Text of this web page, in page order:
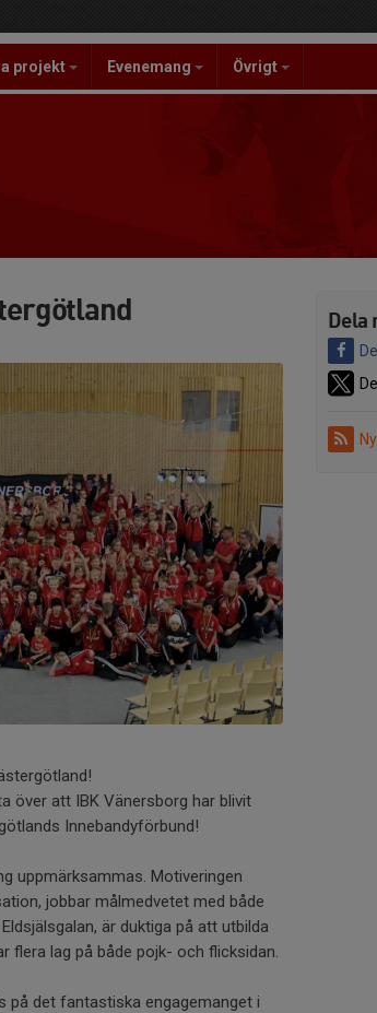
projekt Evenemang Övrigt
Dela
över att IBK Vänersborg har blivit
Innebandyförbund!
uppmärksammas. Motiveringen
jobbar målmedvetet med både
är duktiga på att utbilda
flera lag på både pojk- och flicksidan.
på det fantastiska engagemanget i